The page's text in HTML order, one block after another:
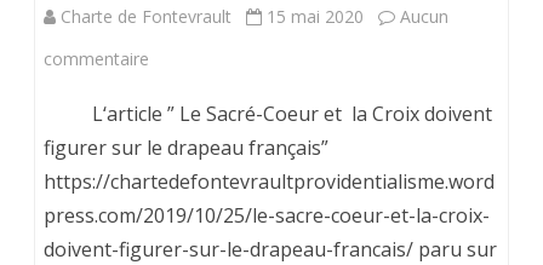
Charte de Fontevrault 15 mai 2020
Aucun
commentaire
drapeau
blanc,
seul
L‘article ” Le Sacré-Coeur et la Croix doivent
figurer sur le drapeau français”
https://chartedefontevraultprovidentialisme.word
press.com/2019/10/25/le-sacre-coeur-et-la-croix-
doivent-figurer-sur-le-drapeau-francais/ paru sur